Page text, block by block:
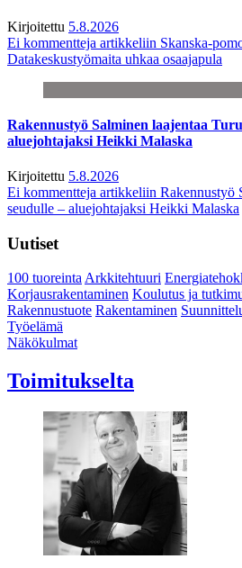
Kirjoitettu 5.8.2026
Ei kommentteja artikkeliin Skanska-
Datakeskustyömaita uhkaa osaajapula
Rakennustyö Salminen laajentaa
aluejohtajaksi Heikki Malaska
Kirjoitettu 5.8.2026
Ei kommentteja artikkeliin Rakennustyö
seudulle – aluejohtajaksi Heikki Malaska
Uutiset
100 tuoreintaArkkitehtuuri
Korjausrakentaminen Koulutus ja
Rakennustuote Rakentaminen
Työelämä
Näkökulmat
Toimitukselta